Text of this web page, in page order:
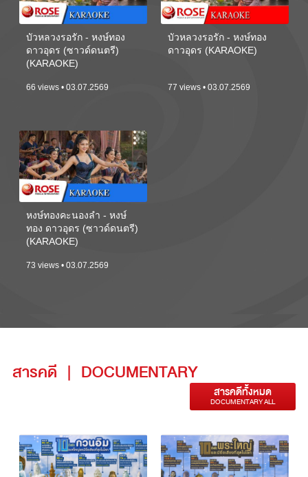
บัวหลวงรอรัก - หงษ์ทอง
ดาวอุดร (ซาวด์ดนตรี)
(KARAOKE)
66 views • 03.07.2569
บัวหลวงรอรัก - หงษ์ทอง
ดาวอุดร (KARAOKE)
77 views • 03.07.2569
หงษ์ทองคะนองลำ - หงษ์
ทอง ดาวอุดร (ซาวด์ดนตรี)
(KARAOKE)
73 views • 03.07.2569
สารคดี | DOCUMENTARY
สารคดีทั้งหมด
DOCUMENTARY ALL